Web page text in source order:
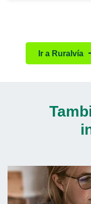
Ir a Ruralvía